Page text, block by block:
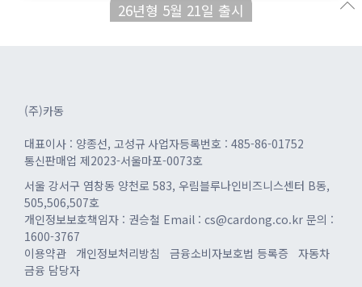
26년형 5월 21일 출시
(주)카동
대표이사 : 양종선, 고성규 사업자등록번호 : 485-86-01752
통신판매업 제2023-서울마포-0073호
서울 강서구 염창동 양천로 583, 우림블루나인비즈니스센터 B동,
505,506,507호
개인정보보호책임자 : 권승철 Email : cs@cardong.co.kr 문의 :
1600-3767
이용약관
개인정보처리방침 금융소비자보호법 등록증
자동차
금융 담당자